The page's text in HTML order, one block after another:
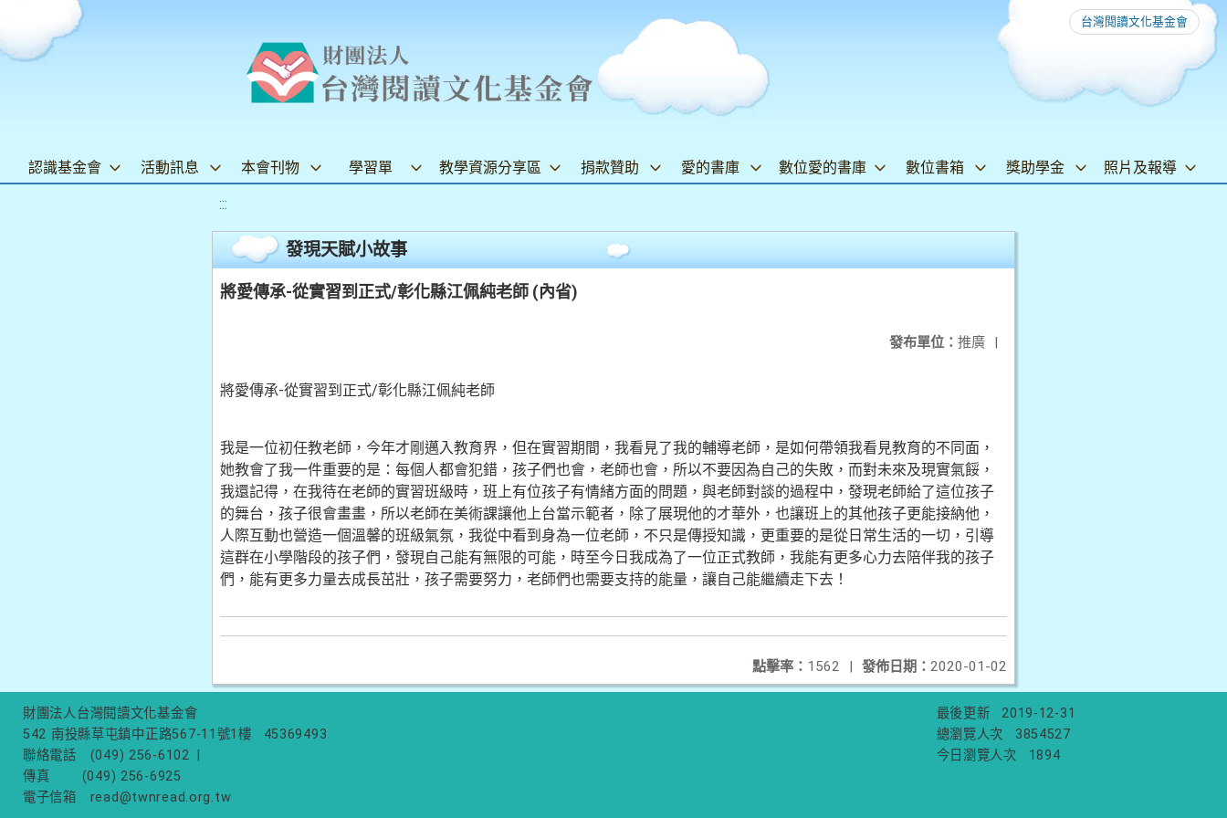
台灣閱讀文化基金會
認識基金會 活動訊息 本會刊物 學習單 教學資源分享區 捐款贊助 愛的書庫 數位愛的書庫 數位書箱 獎助學金 照片及報導
:::
發現天賦小故事
將愛傳承-從實習到正式/彰化縣江佩純老師 (內省)
發布單位： 推廣 |
將愛傳承-從實習到正式/彰化縣江佩純老師
我是一位初任教老師，今年才剛邁入教育界，但在實習期間，我看見了我的輔導老師，是如何帶領我看見教育的不同面，
她教會了我一件重要的是：每個人都會犯錯，孩子們也會，老師也會，所以不要因為自己的失敗，而對未來及現實氣餒，
我還記得，在我待在老師的實習班級時，班上有位孩子有情緒方面的問題，與老師對談的過程中，發現老師給了這位孩子
的舞台，孩子很會畫畫，所以老師在美術課讓他上台當示範者，除了展現他的才華外，也讓班上的其他孩子更能接納他，
人際互動也營造一個溫馨的班級氣氛，我從中看到身為一位老師，不只是傳授知識，更重要的是從日常生活的一切，引導
這群在小學階段的孩子們，發現自己能有無限的可能，時至今日我成為了一位正式教師，我能有更多心力去陪伴我的孩子
們，能有更多力量去成長茁壯，孩子需要努力，老師們也需要支持的能量，讓自己能繼續走下去！
發佈日期： 2020-01-02
點擊率： 1562 |
財團法人台灣閱讀文化基金會
542 南投縣草屯鎮中正路567-11號1樓
45369493
聯絡電話
(049) 256-6102
傳真
(049) 256-6925
電子信箱
read@twnread.org.tw
最後更新
2019-12-31
總瀏覽人次
3854527
今日瀏覽人次
1894